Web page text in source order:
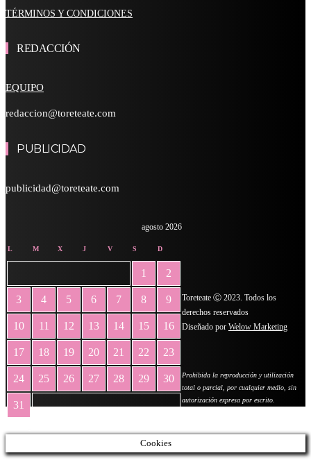
TÉRMINOS Y CONDICIONES
REDACCIÓN
EQUIPO
redaccion@toreteate.com
PUBLICIDAD
publicidad@toreteate.com
agosto 2026
L M X J V S D
1 2
3 4 5 6 7 8 9
10 11 12 13 14 15 16
17 18 19 20 21 22 23
24 25 26 27 28 29 30
31
Toreteate Ⓒ 2023. Todos los
derechos reservados
Diseñado por Welow Marketing
Prohibida la reproducción y utilización
total o parcial, por cualquier medio, sin
autorización expresa por escrito.
Cookies